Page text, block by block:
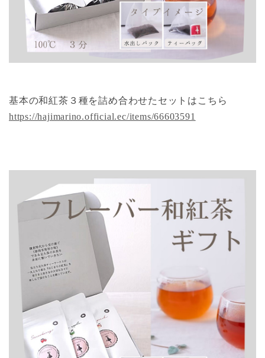
基本の和紅茶３種を詰め合わせたセットはこちら
https://hajimarino.official.ec/items/66603591